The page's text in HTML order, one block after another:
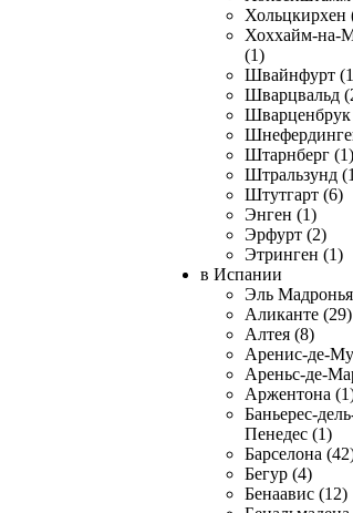
Хольцкирхен
Хоххайм-на-
(1)
Швайнфурт
Шварцвальд
Шварценбрук
Штарнберг (1)
Штральзунд
Штутгарт (6)
Энген (1)
Эрфурт (2)
Этринген (1)
в Испании
Эль
Аликанте (29)
Алтея (8)
Аренис-де-
Ареньс-де-
Аржентона
Баньерес-
Пенедес (1)
Барселона
Бегур (4)
Бенаавис (12)